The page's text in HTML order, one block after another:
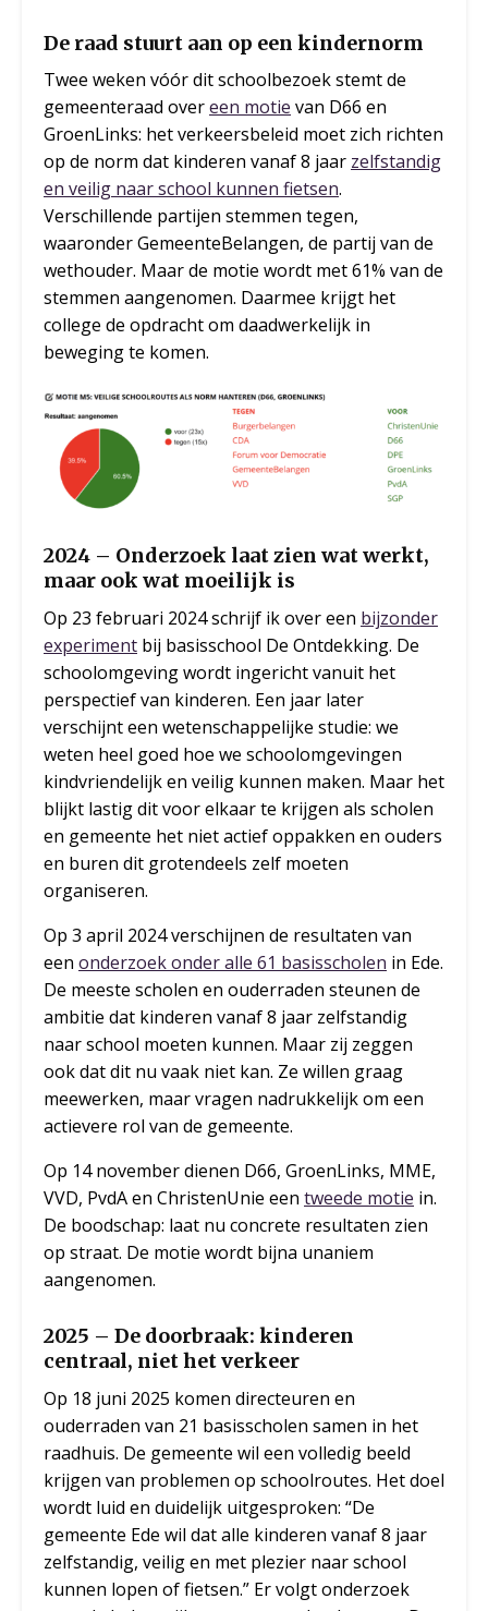
De raad stuurt aan op een kindernorm
Twee weken vóór dit schoolbezoek stemt de
gemeenteraad overeen motie van D66 en
GroenLinks: het verkeersbeleid moet zich richten
op de norm dat kinderen vanaf 8 jaar zelfstandig
en veilig naar school kunnen fietsen.
Verschillende partijen stemmen tegen,
waaronder GemeenteBelangen, de partij van de
wethouder. Maar de motie wordt met 61% van de
stemmen aangenomen. Daarmee krijgt het
college de opdracht om daadwerkelijk in
beweging te komen.
2024 – Onderzoek laat zien wat werkt,
maar ook wat moeilijk is
Op 23 februari 2024 schrijf ik over een bijzonder
experiment bij basisschool De Ontdekking. De
schoolomgeving wordt ingericht vanuit het
perspectief van kinderen. Een jaar later
verschijnt een wetenschappelijke studie: we
weten heel goed hoe we schoolomgevingen
kindvriendelijk en veilig kunnen maken. Maar het
blijkt lastig dit voor elkaar te krijgen als scholen
en gemeente het niet actief oppakken en ouders
en buren dit grotendeels zelf moeten
organiseren.
Op 3 april 2024 verschijnen de resultaten van
een onderzoek onder alle 61 basisscholen in Ede.
De meeste scholen en ouderraden steunen de
ambitie dat kinderen vanaf 8 jaar zelfstandig
naar school moeten kunnen. Maar zij zeggen
ook dat dit nu vaak niet kan. Ze willen graag
meewerken, maar vragen nadrukkelijk om een
actievere rol van de gemeente.
Op 14 november dienen D66, GroenLinks, MME,
VVD, PvdA en ChristenUnie een tweede motie in.
De boodschap: laat nu concrete resultaten zien
op straat. De motie wordt bijna unaniem
aangenomen.
2025 – De doorbraak: kinderen
centraal, niet het verkeer
Op 18 juni 2025 komen directeuren en
ouderraden van 21 basisscholen samen in het
raadhuis. De gemeente wil een volledig beeld
krijgen van problemen op schoolroutes. Het doel
wordt luid en duidelijk uitgesproken: “De
gemeente Ede wil dat alle kinderen vanaf 8 jaar
zelfstandig, veilig en met plezier naar school
kunnen lopen of fietsen.” Er volgt onderzoek